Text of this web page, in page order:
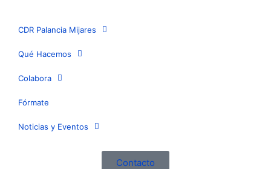
CDR Palancia Mijares
Qué Hacemos
Colabora
Fórmate
Noticias y Eventos
Contacto